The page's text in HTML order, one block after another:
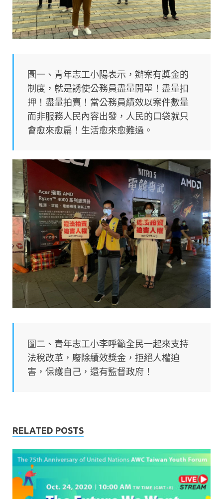
圖一、青年志工小陽表示，辦案有獎金的
制度，就是誘使公務員盡量開單！盡量扣
押！盡量拍賣！當公務員績效以案件數量
而非服務人民內容出發，人民的口袋就只
會愈來愈扁！生活愈來愈難過。
圖二、青年志工小李呼籲全民一起來支持
法稅改革，廢除績效獎金，拒絕人權迫
害，保護自己，還有監督政府！
RELATED POSTS